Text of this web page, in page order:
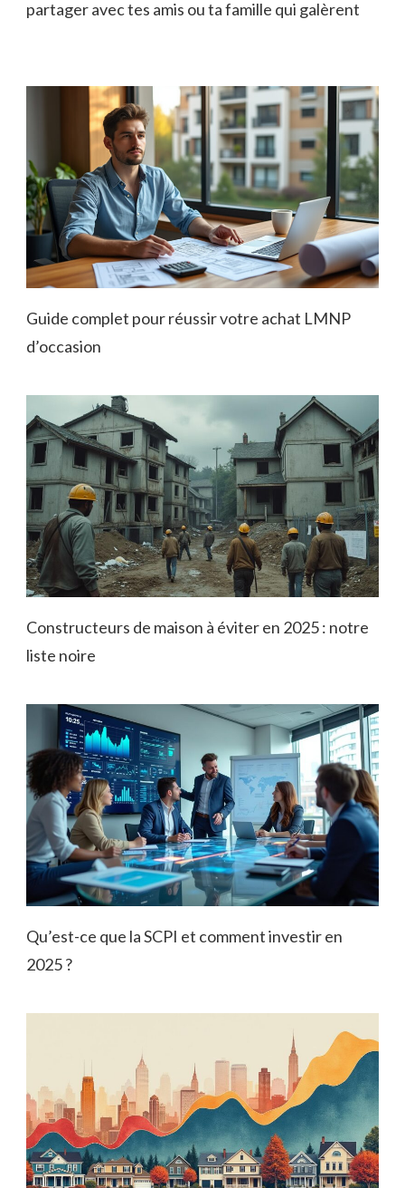
partager avec tes amis ou ta famille qui galèrent
Guide complet pour réussir votre achat LMNP
d’occasion
Constructeurs de maison à éviter en 2025 : notre
liste noire
Qu’est-ce que la SCPI et comment investir en
2025 ?